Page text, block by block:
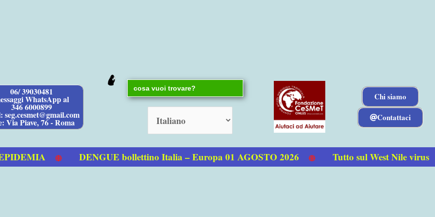
06/ 39030481
WhatsApp al
346 6000899
seg.cesmet@gmail.com
Via Piave, 76 - Roma
Search
for:
Chi siamo
Contattaci
DENGUE bollettino Italia – Europa 01 AGOSTO 2026 Tutto sul West Nile virus